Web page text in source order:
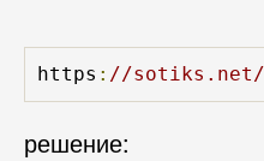
https : //sotiks.net/
решение: